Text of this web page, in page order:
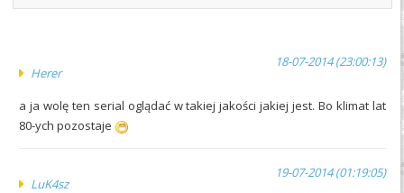
Herer
18-07-2014 (23:00:13)
a ja wolę ten serial oglądać w takiej jakości jakiej jest. Bo klimat lat
80-ych pozostaje
LuK4sz
19-07-2014 (01:19:05)